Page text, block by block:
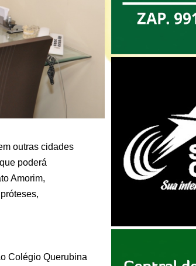
outras cidades
poderá
Amorim,
Colégio Querubina